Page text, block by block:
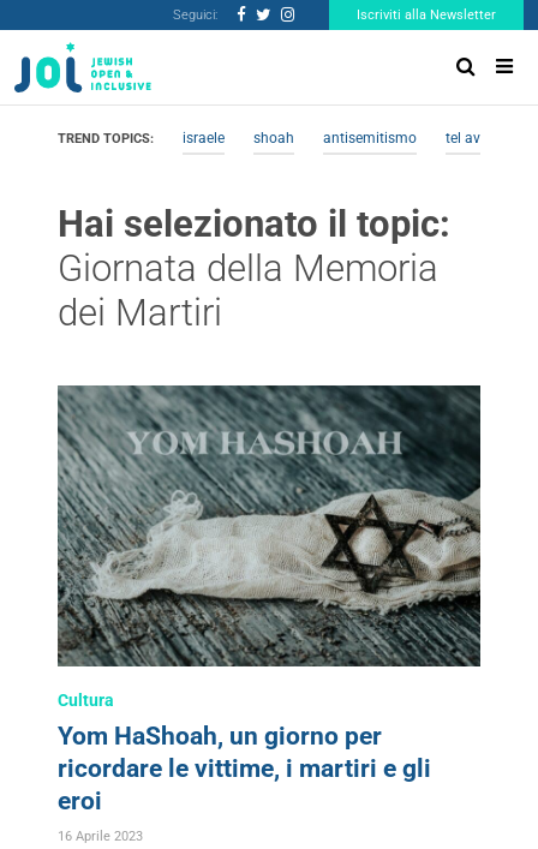
Seguici: Iscriviti alla Newsletter
TREND TOPICS: israele shoah antisemitismo tel aviv
Hai selezionato il topic:
Giornata della Memoria
dei Martiri
Cultura
Yom HaShoah, un giorno per
ricordare le vittime, i martiri e gli
eroi
16 Aprile 2023